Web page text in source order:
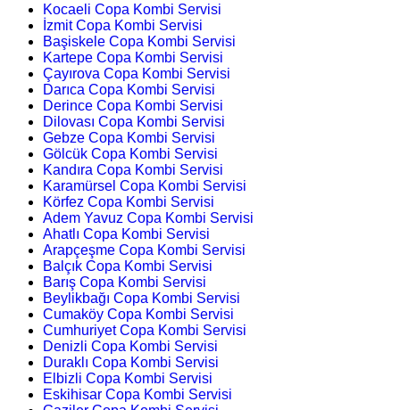
Kocaeli Copa Kombi Servisi
İzmit Copa Kombi Servisi
Başiskele Copa Kombi Servisi
Kartepe Copa Kombi Servisi
Çayırova Copa Kombi Servisi
Darıca Copa Kombi Servisi
Derince Copa Kombi Servisi
Dilovası Copa Kombi Servisi
Gebze Copa Kombi Servisi
Gölcük Copa Kombi Servisi
Kandıra Copa Kombi Servisi
Karamürsel Copa Kombi Servisi
Körfez Copa Kombi Servisi
Adem Yavuz Copa Kombi Servisi
Ahatlı Copa Kombi Servisi
Arapçeşme Copa Kombi Servisi
Balçık Copa Kombi Servisi
Barış Copa Kombi Servisi
Beylikbağı Copa Kombi Servisi
Cumaköy Copa Kombi Servisi
Cumhuriyet Copa Kombi Servisi
Denizli Copa Kombi Servisi
Duraklı Copa Kombi Servisi
Elbizli Copa Kombi Servisi
Eskihisar Copa Kombi Servisi